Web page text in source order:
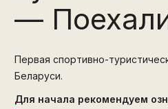
—
Первая спортивно-
Беларуси.
Для начала рекомендуем